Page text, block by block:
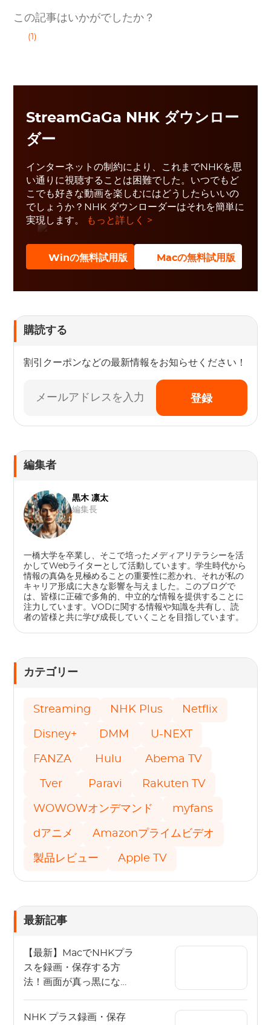
この記事はいかがでしたか？
(1)
StreamGaGa NHK ダウンロー
ダー
インターネットの制約により、これまでNHKを思
い通りに視聴することは困難でした。いつでもど
こでも好きな動画を楽しむにはどうしたらいいの
でしょうか？NHK ダウンローダーはそれを簡単に
実現します。
もっと詳しく >
Winの無料試用版 Macの無料試用版
購読する
割引クーポンなどの最新情報をお知らせください！
登録
編集者
黒木 凛太
編集長
一橋大学を卒業し、そこで培ったメディアリテラシーを活
かしてWebライターとして活動しています。学生時代から
情報の真偽を見極めることの重要性に惹かれ、それが私の
キャリア形成に大きな影響を与えました。このブログで
は、皆様に正確で多角的、中立的な情報を提供することに
注力しています。VODに関する情報や知識を共有し、読
者の皆様と共に学び成長していくことを目指しています。
カテゴリー
Streaming NHK Plus Netflix
Disney+ DMM U-NEXT
FANZA Hulu Abema TV
Tver Paravi Rakuten TV
WOWOWオンデマンド myfans
dアニメ Amazonプライムビデオ
製品レビュー Apple TV
最新記事
【最新】MacでNHKプラ
スを録画・保存する方
法！画面が真っ黒になる
NHK プラス録画・保存